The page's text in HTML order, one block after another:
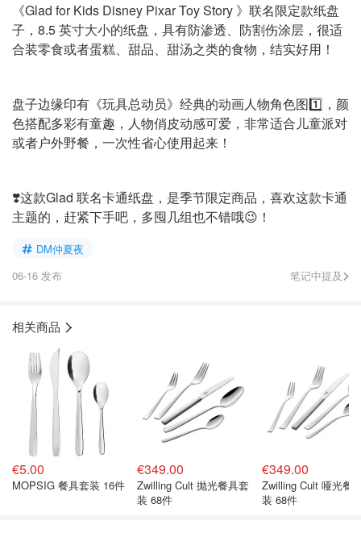
《Glad for Kids Disney Pixar Toy Story 》联名限定款纸盘
子，8.5 英寸大小的纸盘，具有防渗透、防割伤涂层，很适
合装零食或者蛋糕、甜品、甜汤之类的食物，结实好用！
盘子边缘印有《玩具总动员》经典的动画人物角色图1️⃣，颜
色搭配多彩有童趣，人物俏皮动感可爱，非常适合儿童派对
或者户外野餐，一次性省心使用起来！
❣️这款Glad 联名卡通纸盘，是季节限定商品，喜欢这款卡通
主题的，赶紧下手吧，多囤几组也不错哦😉！
DM仲夏夜
06-16 发布
笔记中提及
相关商品
€5.00
MOPSIG 餐具套装 16件
€349.00
Zwilling Cult 抛光餐具套
装 68件
€349.00
Zwilling Cult 哑光餐
装 68件